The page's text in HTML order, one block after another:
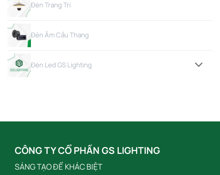
Đèn Trang Trí
Đèn Âm Cầu Thang
Đèn Led GS Lighting
CÔNG TY CỔ PHẦN GS LIGHTING
SÁNG TẠO ĐỂ KHÁC BIỆT